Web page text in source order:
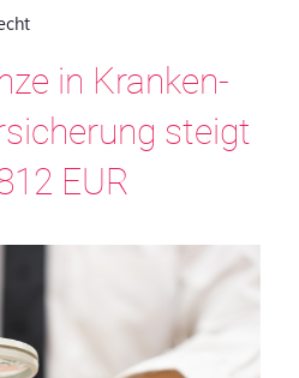
in Kranken-
steigt
EUR